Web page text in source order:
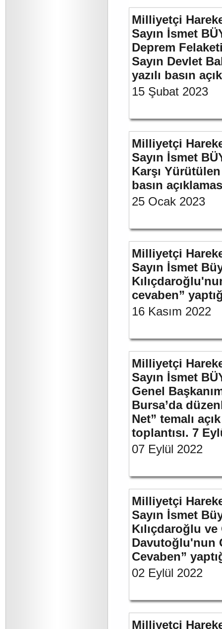
Milliyetçi
Sayın İsmet
Deprem
Sayın Devlet
yazılı basın
15 Şubat 2023
Milliyetçi
Sayın İsmet
Karşı Yürütülen
basın
25 Ocak 2023
Milliyetçi
Sayın İsmet
cevaben”
16 Kasım 2022
Milliyetçi
Sayın İsmet
Genel
Bursa’da
Net” temalı
toplantısı. 7
07 Eylül 2022
Milliyetçi
Sayın İsmet
Kılıçdaroğlu
Davutoğlu'nun
Cevaben”
02 Eylül 2022
Milliyetçi